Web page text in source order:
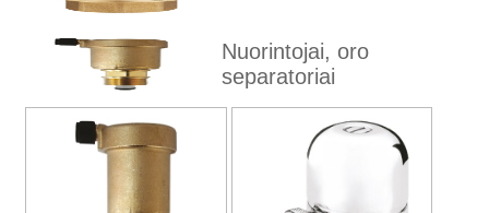
Nuorintojai, oro
separatoriai